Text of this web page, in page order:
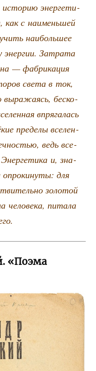
исто­рию энер­ге­ти­
как с наи­мень­шей
наи­боль­шее
энер­гии. Затра­та
— фаб­ри­ка­ция
све­та в ток,
выра­жа­ясь, бес­ко­
впря­га­лась
пре­де­лы все­лен­
ведь все­
и, зна­
для
золо­той
чело­ве­ка, пита­ла
«Поэма